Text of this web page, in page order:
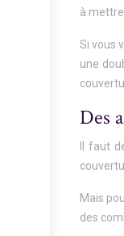
à
Si vous
une
Des
Il faut
Mais
des